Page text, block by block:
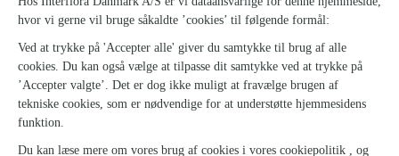
Om Interflora
Sig det med blomster
Kundeservice